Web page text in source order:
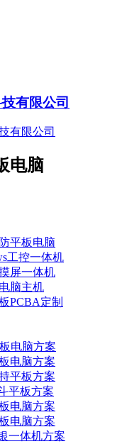
有限公司
电脑
平板电脑
工控一体机
屏一体机
脑主机
PCBA定制
电脑方案
电脑方案
平板方案
平板方案
电脑方案
电脑方案
一体机方案